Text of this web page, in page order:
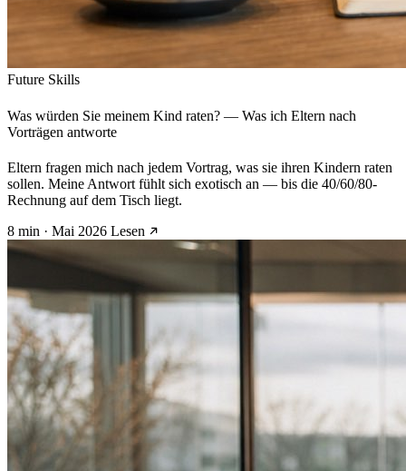
Future Skills
Was würden Sie meinem Kind raten? — Was ich Eltern nach
Vorträgen antworte
Eltern fragen mich nach jedem Vortrag, was sie ihren Kindern raten
sollen. Meine Antwort fühlt sich exotisch an — bis die 40/60/80-
Rechnung auf dem Tisch liegt.
8 min · Mai 2026 Lesen